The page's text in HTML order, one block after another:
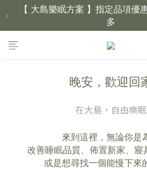
【 大島樂眠方案 】指定品項優
多
【新家入厝禮】新家起點，
【 涼感家族 】天氣越熱，
倒數 2天05小時57分鐘
‹
晚安，歡迎回
在大島，自由樂眠
來到這裡，無論你是
改善睡眠品質、佈置新家、寢
或是想尋找一個能慢下來